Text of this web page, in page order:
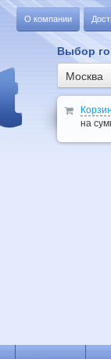
О компании
Выбор
Москва
на